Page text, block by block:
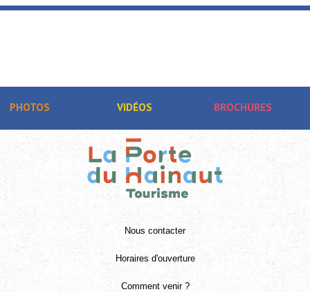
PHOTOS VIDÉOS BROCHURES
Nous contacter
Horaires d'ouverture
Comment venir ?